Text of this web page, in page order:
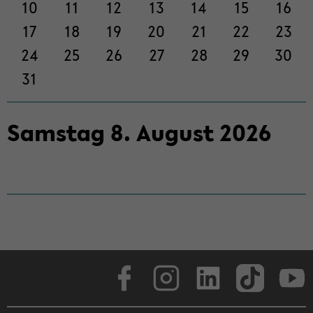
seln
10
11 12 13 14 15
16
17
18 19 20 21 22
23
24
25 26 27 28 29
30
31
Sams­tag 8. Au­gust2026
Face­book